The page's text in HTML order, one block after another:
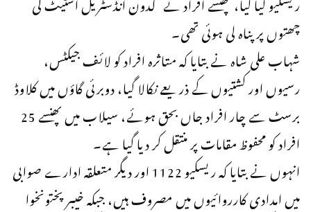
چھتوں پر پناہ لی ہوئی تھی۔
شہاب علی شاہ نے بتایا کہ متاثرہ افراد کو لائف جیکٹس،
رسیوں اور کشتیوں کے ذریعے نکالا گیا، دوبرئی گاؤں میں کلاوڈ
برسٹ سے چار افراد جاں بحق ہوئے، سیلاب میں پھنسے 25
افراد کو محفوظ مقامات پر منتقل کر دیا گیا ہے۔
انہوں نے بتایا کہ ریسکیو 1122 اور دیگر متعلقہ ادارے صوابی
میں امدادی کارروائیوں میں مصروف ہیں، جبکہ خیبر پختونخوا